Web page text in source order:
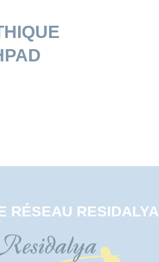
RÉSEAU RESIDALYA